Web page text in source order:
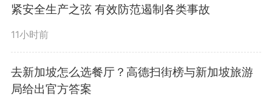
紧安全生产之弦 有效防范遏制各类事故
11小时前
去新加坡怎么选餐厅？高德扫街榜与新加坡旅游
局给出官方答案